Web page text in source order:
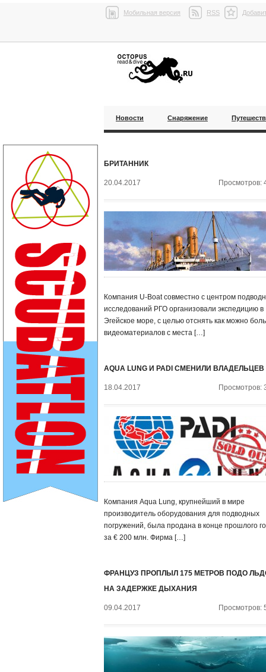
Мобильная версия RSS
Новости Снаряжение
БРИТАННИК
20.04.2017 Просмотров:
Компания U-Boat совместно с центром
исследований РГО организовали экспедицию в
Эгейское море, с целью отснять как можно
видеоматериалов с места […]
AQUA LUNG И PADI СМЕНИЛИ ВЛАДЕЛЬЦЕВ
18.04.2017 Просмотров:
Компания Aqua Lung, крупнейший в мире
производитель оборудования для подводных
погружений, была продана в конце прошлого
за € 200 млн. Фирма […]
ФРАНЦУЗ ПРОПЛЫЛ 175 МЕТРОВ ПОДО
НА ЗАДЕРЖКЕ ДЫХАНИЯ
09.04.2017 Просмотров: